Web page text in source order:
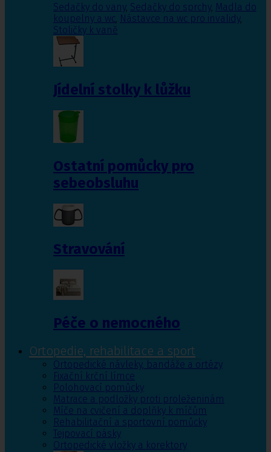
Sedačky do vany, Sedačky do sprchy, Madla do
koupelny a wc, Nástavce na wc pro invalidy,
Stoličky k vaně
Jídelní stolky k lůžku
Ostatní pomůcky pro
sebeobsluhu
Stravování
Péče o nemocného
Ortopedie, rehabilitace a sport
Ortopedické návleky, bandáže a ortézy
Fixační krční límce
Polohovací pomůcky
Matrace a podložky proti proleženinám
Míče na cvičení a doplňky k míčům
Rehabilitační a sportovní pomůcky
Tejpovací pásky
Ortopedické vložky a korektory